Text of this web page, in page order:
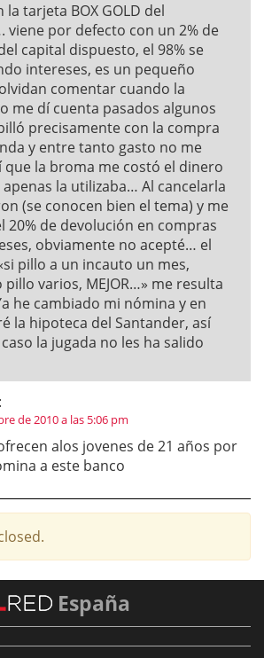
la tarjeta BOX GOLD del
viene por defecto con un 2% de
capital dispuesto, el 98% se
intereses, es un pequeño
comentar cuando la
me dí cuenta pasados algunos
precisamente con la compra
y entre tanto gasto no me
que la broma me costó el dinero
la utilizaba… Al cancelarla
(se conocen bien el tema) y me
20% de devolución en compras
obviamente no acepté… el
pillo a un incauto un mes,
pillo varios, MEJOR…» me resulta
he cambiado mi nómina y en
la hipoteca del Santander, así
la jugada no les ha salido
de 2010 a las 5:06 pm
alos jovenes de 21 años por
a este banco
España